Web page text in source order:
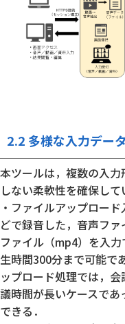
2.2 多様な入力デー
本ツールは，複数の入
しない柔軟性を確保して
・ファイルアップロー
どで録音した，音声フ
ファイル（mp4）を入
生時間300分まで可能で
ップロード処理では，
議時間が長いケースで
できる．